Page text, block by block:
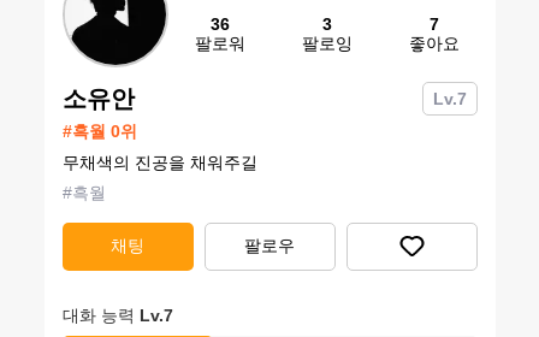
36
팔로워
3
팔로잉
7
좋아요
소유안 Lv.7
#흑월 0위
무채색의 진공을 채워주길
#흑월
채팅 팔로우
대화 능력 Lv.7